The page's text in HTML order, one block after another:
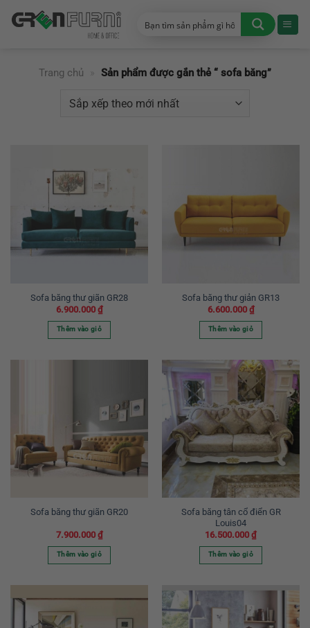
đến
Trang chủ
» Sản phẩm được gắn thẻ “ sofa băng”
Sofa băng thư giãn GR28
6.900.000 ₫
Thêm vào giỏ
Sofa băng thư giản GR13
6.600.000 ₫
Thêm vào giỏ
Sofa băng thư giãn GR20
7.900.000 ₫
Thêm vào giỏ
Sofa băng tân cổ điển GR
Louis04
16.500.000 ₫
Thêm vào giỏ